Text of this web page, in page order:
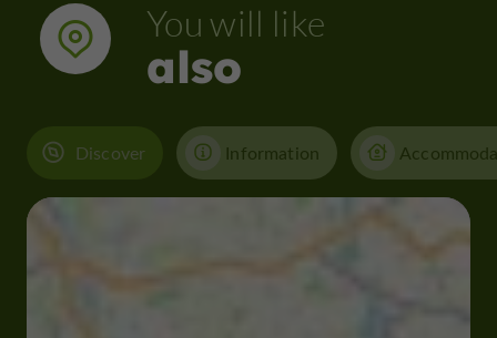
You will like
also
Discover Information